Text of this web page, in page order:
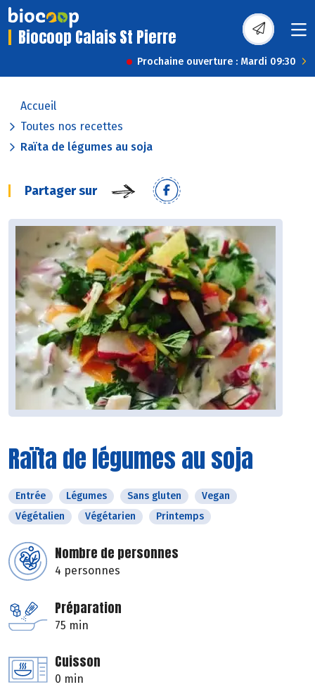
Biocoop Calais St Pierre
Prochaine ouverture : Mardi 09:30
Accueil
Toutes nos recettes
Raïta de légumes au soja
Partager sur
Raïta de légumes au soja
Entrée Légumes Sans gluten
Vegan
Végétalien
Végétarien Printemps
Nombre de personnes
4 personnes
Préparation
75 min
Cuisson
0 min